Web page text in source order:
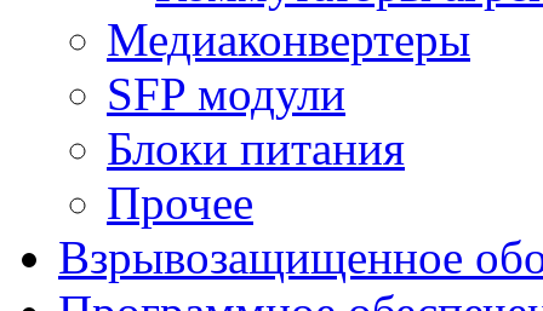
Медиаконвертеры
SFP модули
Блоки питания
Прочее
Взрывозащищенное